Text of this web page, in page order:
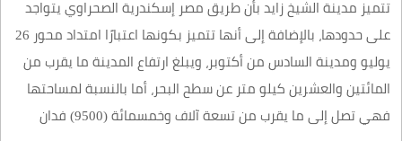
تتميز مدينة الشيخ زايد بأن طريق مصر إسكندرية الصحراوي يتواجد
على حدودها، بالإضافة إلى أنها تتميز بكونها اعتبارًا امتداد محور 26
يوليو ومدينة السادس من أكتوبر، ويبلغ ارتفاع المدينة ما يقرب من
المائتين والعشرين كيلو متر عن سطح البحر، أما بالنسبة لمساحتها
فهي تصل إلى ما يقرب من تسعة آلاف وخمسمائة (9500) فدان